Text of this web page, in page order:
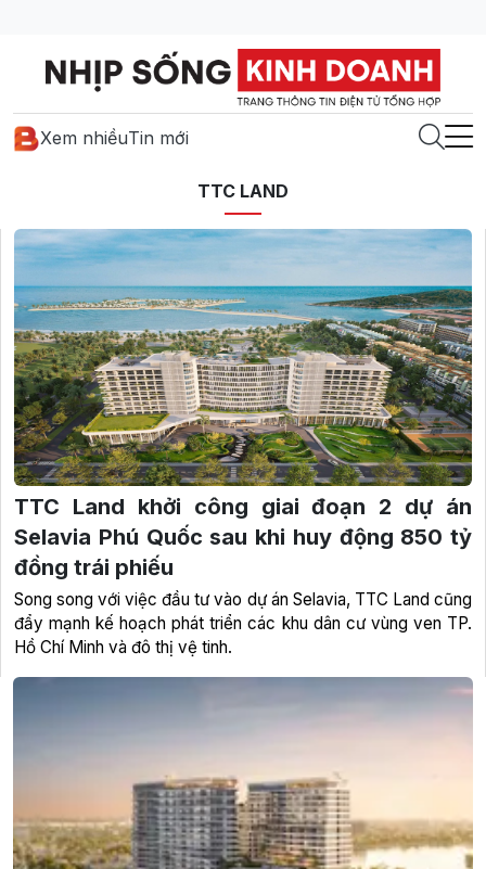
Xem nhiềuTin mới
TTC LAND
TTC Land khởi công giai đoạn 2 dự án
Selavia Phú Quốc sau khi huy động 850 tỷ
đồng trái phiếu
Song song với việc đầu tư vào dự án Selavia, TTC Land cũng
đẩy mạnh kế hoạch phát triển các khu dân cư vùng ven TP.
Hồ Chí Minh và đô thị vệ tinh.